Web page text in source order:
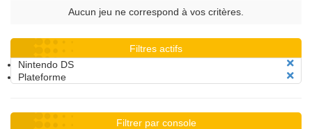
Aucun jeu ne correspond à vos critères.
Filtres actifs
Nintendo DS
Plateforme
Filtrer par console